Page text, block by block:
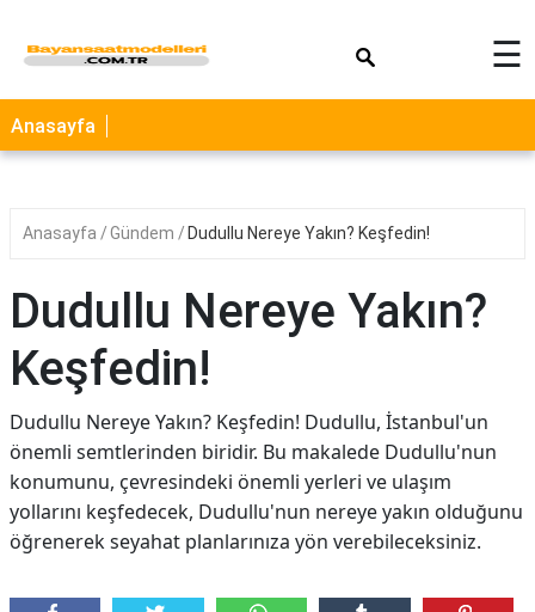
☰
Anasayfa
Anasayfa Gündem Dudullu Nereye Yakın? Keşfedin!
Dudullu Nereye Yakın?
Keşfedin!
Dudullu Nereye Yakın? Keşfedin! Dudullu, İstanbul'un
önemli semtlerinden biridir. Bu makalede Dudullu'nun
konumunu, çevresindeki önemli yerleri ve ulaşım
yollarını keşfedecek, Dudullu'nun nereye yakın olduğunu
öğrenerek seyahat planlarınıza yön verebileceksiniz.